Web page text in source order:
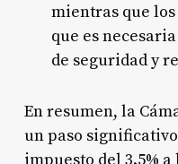
mientras que
que es
de seguridad y
En resumen, la
un paso
impuesto del 3.5%